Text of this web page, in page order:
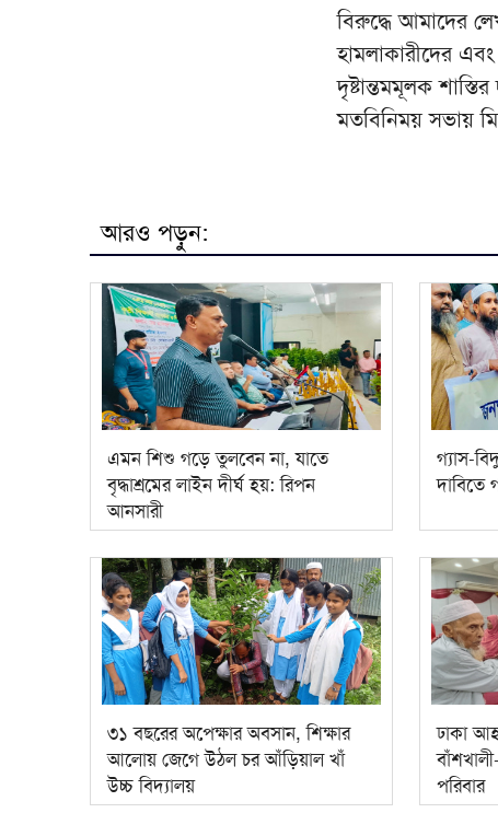
বিরুদ্ধে আমাদের
হামলাকারীদের
দৃষ্টান্তমমূলক
মতবিনিময় সভায়
আরও পড়ুন:
এমন শিশু গড়ে তুলবেন না, যাতে
বৃদ্ধাশ্রমের লাইন দীর্ঘ হয়: রিপন
আনসারী
গ্যাস-
দাবিতে
৩১ বছরের অপেক্ষার অবসান, শিক্ষার
আলোয় জেগে উঠল চর আঁড়িয়াল খাঁ
উচ্চ বিদ্যালয়
ঢাকা
পরিবার